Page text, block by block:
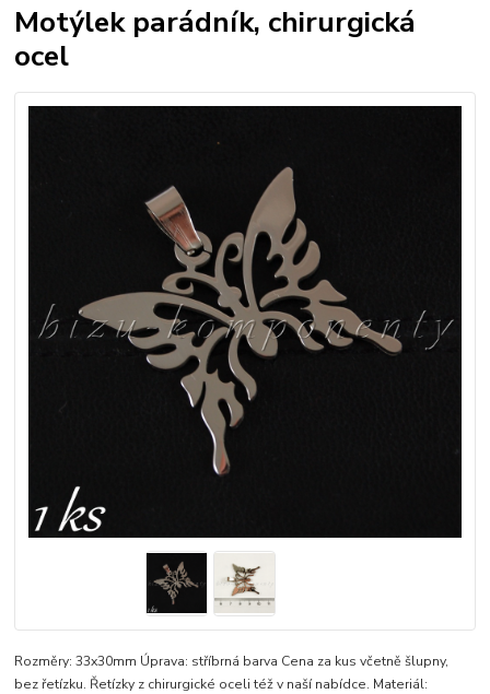
Motýlek parádník, chirurgická
ocel
Rozměry: 33x30mm Úprava: stříbrná barva Cena za kus včetně šlupny,
bez řetízku. Řetízky z chirurgické oceli též v naší nabídce. Materiál: